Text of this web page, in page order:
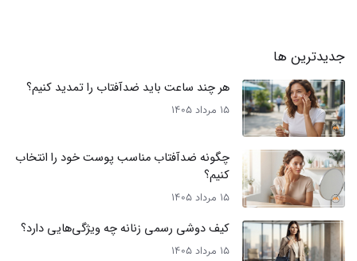
جدیدترین ها
هر چند ساعت باید ضدآفتاب را تمدید کنیم؟
15 مرداد 1405
چگونه ضدآفتاب مناسب پوست خود را انتخاب
کنیم؟
15 مرداد 1405
کیف دوشی رسمی زنانه چه ویژگی‌هایی دارد؟
15 مرداد 1405